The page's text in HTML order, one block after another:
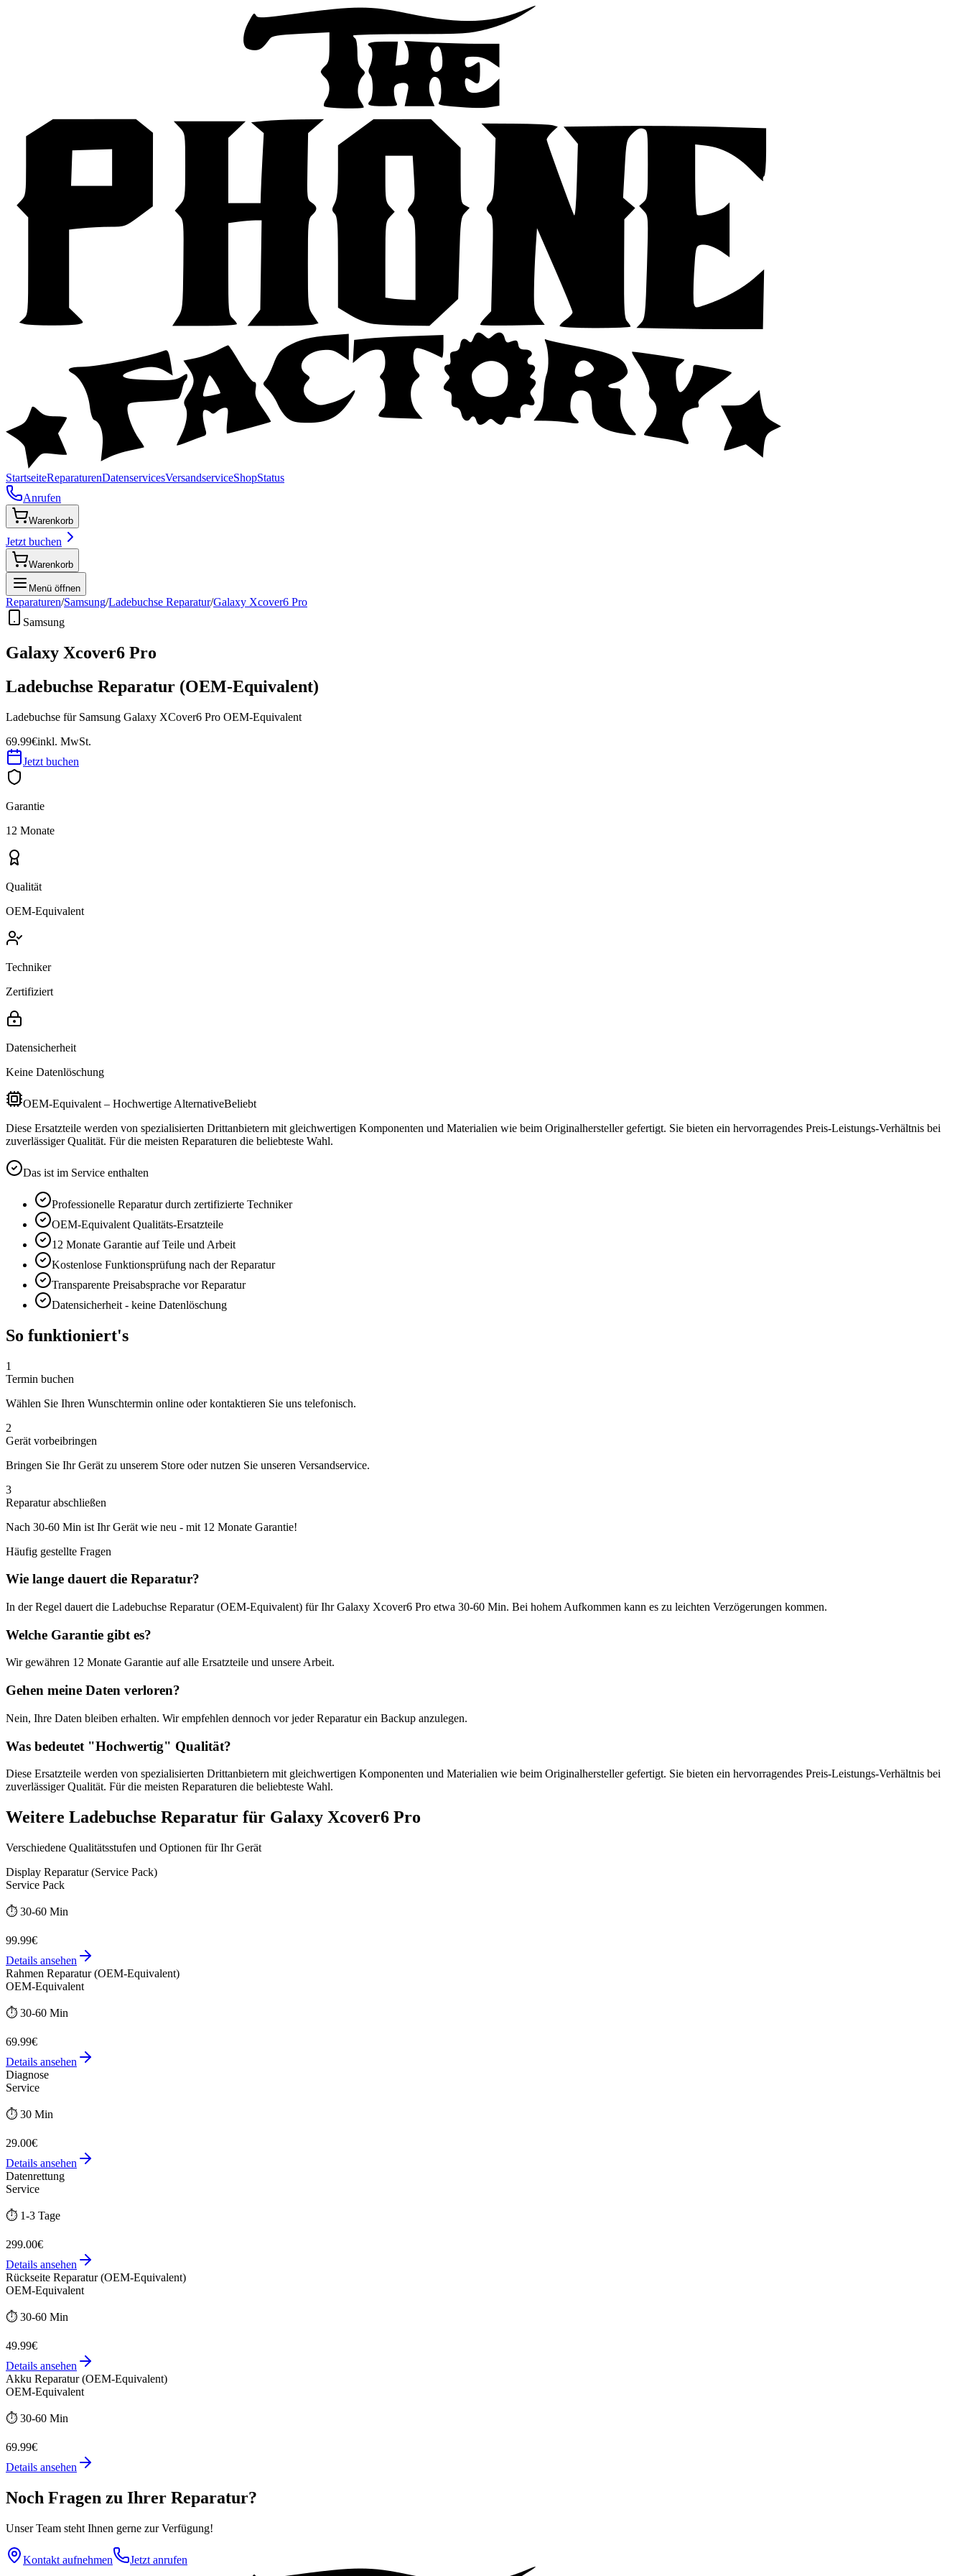
StartseiteReparaturenDatenservicesVersandserviceShopStatus
Anrufen
Warenkorb
Jetzt buchen
Warenkorb
Menü öffnen
Reparaturen/Samsung/Ladebuchse Reparatur/Galaxy Xcover6 Pro
Samsung
Galaxy Xcover6 Pro
Ladebuchse Reparatur (OEM-Equivalent)
Ladebuchse für Samsung Galaxy XCover6 Pro OEM-Equivalent
69.99€inkl. MwSt.
Jetzt buchen
Garantie
12 Monate
Qualität
OEM-Equivalent
Techniker
Zertifiziert
Datensicherheit
Keine Datenlöschung
OEM-Equivalent – Hochwertige AlternativeBeliebt
Diese Ersatzteile werden von spezialisierten Drittanbietern mit gleichwertigen Komponenten und Materialien wie beim Originalhersteller gefertigt. Sie bieten ein hervorragendes Preis-Leistungs-Verhältnis bei
zuverlässiger Qualität. Für die meisten Reparaturen die beliebteste Wahl.
Das ist im Service enthalten
Professionelle Reparatur durch zertifizierte Techniker
OEM-Equivalent Qualitäts-Ersatzteile
12 Monate Garantie auf Teile und Arbeit
Kostenlose Funktionsprüfung nach der Reparatur
Transparente Preisabsprache vor Reparatur
Datensicherheit - keine Datenlöschung
So funktioniert's
1
Termin buchen
Wählen Sie Ihren Wunschtermin online oder kontaktieren Sie uns telefonisch.
2
Gerät vorbeibringen
Bringen Sie Ihr Gerät zu unserem Store oder nutzen Sie unseren Versandservice.
3
Reparatur abschließen
Nach 30-60 Min ist Ihr Gerät wie neu - mit 12 Monate Garantie!
Häufig gestellte Fragen
Wie lange dauert die Reparatur?
In der Regel dauert die Ladebuchse Reparatur (OEM-Equivalent) für IhrGalaxy Xcover6 Pro etwa 30-60 Min. Bei hohem Aufkommen kann es zu leichten Verzögerungen kommen.
Welche Garantie gibt es?
Wir gewähren 12 Monate Garantie auf alle Ersatzteile und unsere Arbeit.
Gehen meine Daten verloren?
Nein, Ihre Daten bleiben erhalten. Wir empfehlen dennoch vor jeder Reparatur ein Backup anzulegen.
Was bedeutet "Hochwertig" Qualität?
Diese Ersatzteile werden von spezialisierten Drittanbietern mit gleichwertigen Komponenten und Materialien wie beim Originalhersteller gefertigt. Sie bieten ein hervorragendes Preis-Leistungs-Verhältnis bei
zuverlässiger Qualität. Für die meisten Reparaturen die beliebteste Wahl.
Weitere Ladebuchse Reparatur für Galaxy Xcover6 Pro
Verschiedene Qualitätsstufen und Optionen für Ihr Gerät
Display Reparatur (Service Pack)
Service Pack
⏱️ 30-60 Min
99.99€
Details ansehen
Rahmen Reparatur (OEM-Equivalent)
OEM-Equivalent
⏱️ 30-60 Min
69.99€
Details ansehen
Diagnose
Service
⏱️ 30 Min
29.00€
Details ansehen
Datenrettung
Service
⏱️ 1-3 Tage
299.00€
Details ansehen
Rückseite Reparatur (OEM-Equivalent)
OEM-Equivalent
⏱️ 30-60 Min
49.99€
Details ansehen
Akku Reparatur (OEM-Equivalent)
OEM-Equivalent
⏱️ 30-60 Min
69.99€
Details ansehen
Noch Fragen zu Ihrer Reparatur?
Unser Team steht Ihnen gerne zur Verfügung!
Kontakt aufnehmen Jetzt anrufen